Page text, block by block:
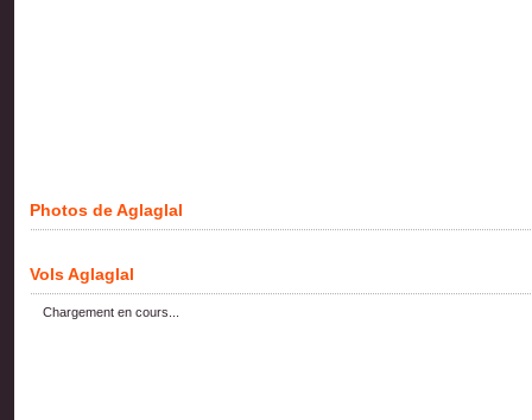
Photos de Aglaglal
Vols Aglaglal
Chargement en cours...